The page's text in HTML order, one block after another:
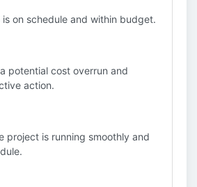
on schedule and within budget.
potential cost overrun and
action.
project is running smoothly and